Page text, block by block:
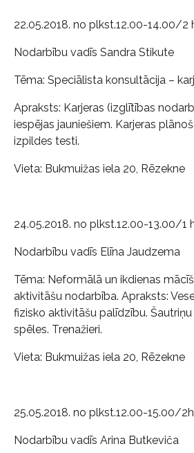
22.05.2018. no plkst.12.00-14.00/2
Nodarbību vadīs Sandra Stikute
Tēma: Speciālista konsultācija –
Apraksts: Karjeras (izglītības
iespējas jauniešiem. Karjeras
izpildes testi.
Vieta: Bukmuižas iela 20, Rēzekne
24.05.2018. no plkst.12.00-13.00/1
Nodarbību vadīs Elīna Jaudzema
Tēma: Neformālā un ikdienas
aktivitāšu nodarbība. Apraksts:
fizisko aktivitāšu palīdzību.
spēles. Trenažieri.
Vieta: Bukmuižas iela 20, Rēzekne
25.05.2018. no plkst.12.00-15.00/2h
Nodarbību vadīs Arina Butkeviča